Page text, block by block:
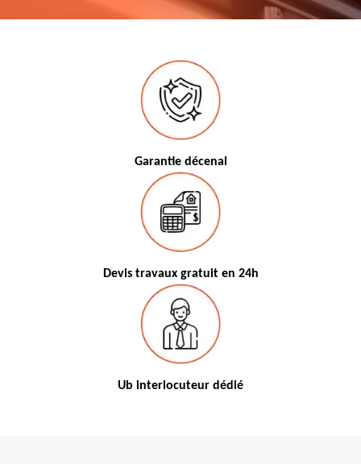
Garantie décenal
Devis travaux gratuit en 24h
Ub interlocuteur dédié